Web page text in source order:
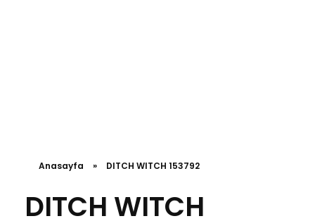
Anasayfa » DITCH WITCH 153792
DITCH WITCH